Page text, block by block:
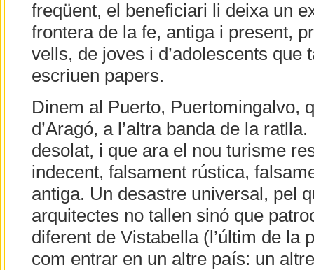
freqüent, el beneficiari li deixa un
frontera de la fe, antiga i present,
vells, de joves i d’adolescents que
escriuen papers.
Dinem al Puerto, Puertomingalvo,
d’Aragó, a l’altra banda de la
desolat, i que ara el nou turisme
indecent, falsament rústica,
antiga. Un desastre universal, pel
arquitectes no tallen sinó que
diferent de Vistabella (l’últim de la
com entrar en un altre país: un